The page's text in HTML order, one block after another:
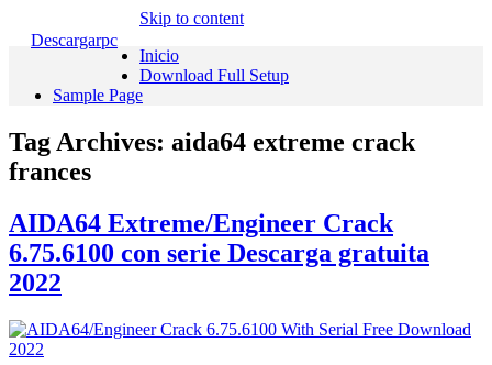
Descargarpc
Skip to content
Inicio
Download Full Setup
Sample Page
Tag Archives: aida64 extreme crack
frances
AIDA64 Extreme/Engineer Crack
6.75.6100 con serie Descarga gratuita
2022